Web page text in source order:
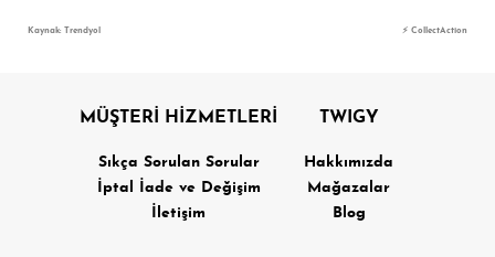
Kaynak: Trendyol ⚡ CollectAction
MÜŞTERİ HİZMETLERİ
Sıkça Sorulan Sorular
İptal İade ve Değişim
İletişim
TWIGY
Hakkımızda
Mağazalar
Blog